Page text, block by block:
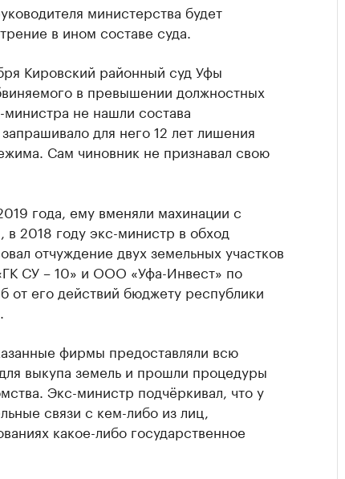
министерства будет
в ином составе суда.
Кировский районный суд Уфы
в превышении должностных
не нашли состава
для него 12 лет лишения
Сам чиновник не признавал свою
года, ему вменяли махинации с
2018 году экс-министр в обход
отчуждение двух земельных участков
СУ – 10» и ООО «Уфа-Инвест» по
от его действий бюджету республики
фирмы предоставляли всю
выкупа земель и прошли процедуры
Экс-министр подчёркивал, что у
связи с кем-либо из лиц,
какое-либо государственное